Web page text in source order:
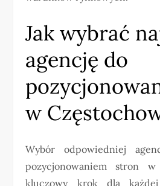
Jak wybrać
agencję do
w
Wybór odpowiedniej
pozycjonowaniem stron
kluczowy krok dla